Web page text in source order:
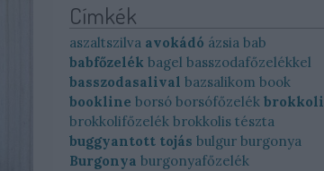
Címkék
aszaltszilva avokádó ázsia bab
babfőzelék bagel basszodafőzelékkel
basszodasalival bazsalikom book
bookline borsó borsófőzelék brokkoli
brokkolifőzelék brokkolis tészta
buggyantott tojás bulgur burgonya
Burgonya burgonyafőzelék